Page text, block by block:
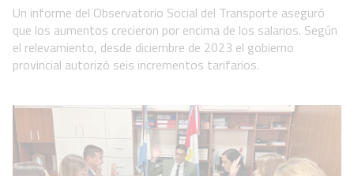
Un informe del Observatorio Social del Transporte aseguró
que los aumentos crecieron por encima de los salarios. Según
el relevamiento, desde diciembre de 2023 el gobierno
provincial autorizó seis incrementos tarifarios.